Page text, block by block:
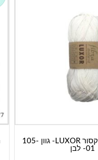
חוט כותנה- לוקסור LUXOR- גוון 105-
01- לבן